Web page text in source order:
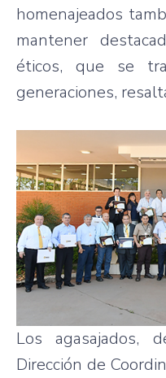
homenajeados
mantener
éticos, que se
generaciones,
Los agasajados,
Dirección de